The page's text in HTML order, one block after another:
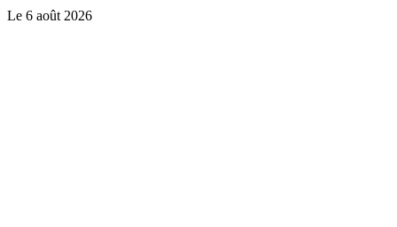
Le 6 août 2026